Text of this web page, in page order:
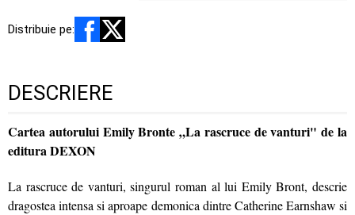
Distribuie pe:
DESCRIERE
Cartea autorului Emily Bronte „La rascruce de vanturi" de la
editura DEXON
La rascruce de vanturi, singurul roman al lui Emily Bront, descrie
dragostea intensa si aproape demonica dintre Catherine Earnshaw si